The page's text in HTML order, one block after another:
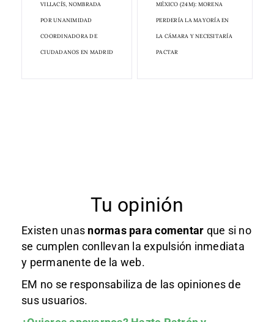
VILLACÍS, NOMBRADA
POR UNANIMIDAD
COORDINADORA DE
CIUDADANOS EN MADRID
MÉXICO (24M): MORENA
PERDERÍA LA MAYORÍA EN
LA CÁMARA Y NECESITARÍA
PACTAR
Tu opinión
Existen unas normas para comentar que si no
se cumplen conllevan la expulsión inmediata
y permanente de la web.
EM no se responsabiliza de las opiniones de
sus usuarios.